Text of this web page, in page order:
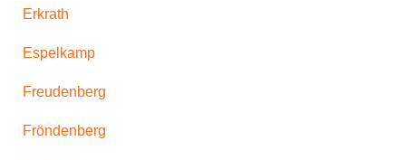
Erkrath
Espelkamp
Freudenberg
Fröndenberg